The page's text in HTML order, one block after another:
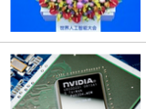
2026/06/16